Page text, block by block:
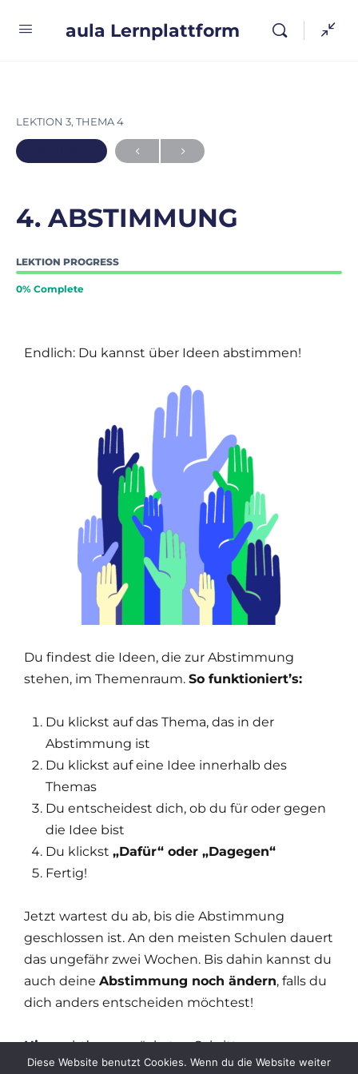
aula Lernplattform
LEKTION 3, THEMA 4
4. ABSTIMMUNG
LEKTION PROGRESS
0% Complete
Endlich: Du kannst über Ideen abstimmen!
Du findest die Ideen, die zur Abstimmung
stehen, im Themenraum. So funktioniert’s:
Du klickst auf das Thema, das in der
Abstimmung ist
Du klickst auf eine Idee innerhalb des
Themas
Du entscheidest dich, ob du für oder gegen
die Idee bist
Du klickst „Dafür“ oder „Dagegen“
Fertig!
Jetzt wartest du ab, bis die Abstimmung
geschlossen ist. An den meisten Schulen dauert
das ungefähr zwei Wochen. Bis dahin kannst du
auch deine Abstimmung noch ändern, falls du
dich anders entscheiden möchtest!
Hiergeht’s zum nächsten Schritt.
Diese Website benutzt Cookies. Wenn du die Website weiter